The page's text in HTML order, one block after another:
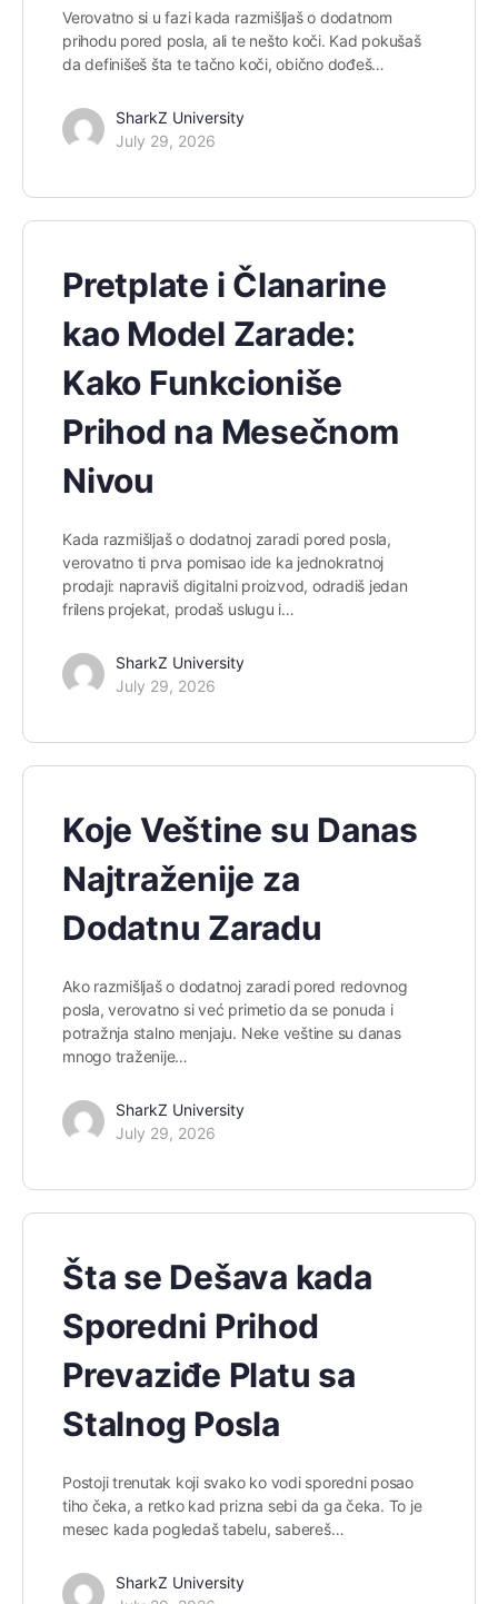
Verovatno si u fazi kada razmišljaš o dodatnom
prihodu pored posla, ali te nešto koči. Kad pokušaš
da definišeš šta te tačno koči, obično dođeš…
SharkZ University
July 29, 2026
Pretplate i Članarine
kao Model Zarade:
Kako Funkcioniše
Prihod na Mesečnom
Nivou
Kada razmišljaš o dodatnoj zaradi pored posla,
verovatno ti prva pomisao ide ka jednokratnoj
prodaji: napraviš digitalni proizvod, odradiš jedan
frilens projekat, prodaš uslugu i…
SharkZ University
July 29, 2026
Koje Veštine su Danas
Najtraženije za
Dodatnu Zaradu
Ako razmišljaš o dodatnoj zaradi pored redovnog
posla, verovatno si već primetio da se ponuda i
potražnja stalno menjaju. Neke veštine su danas
mnogo traženije…
SharkZ University
July 29, 2026
Šta se Dešava kada
Sporedni Prihod
Prevaziđe Platu sa
Stalnog Posla
Postoji trenutak koji svako ko vodi sporedni posao
tiho čeka, a retko kad prizna sebi da ga čeka. To je
mesec kada pogledaš tabelu, sabereš…
SharkZ University